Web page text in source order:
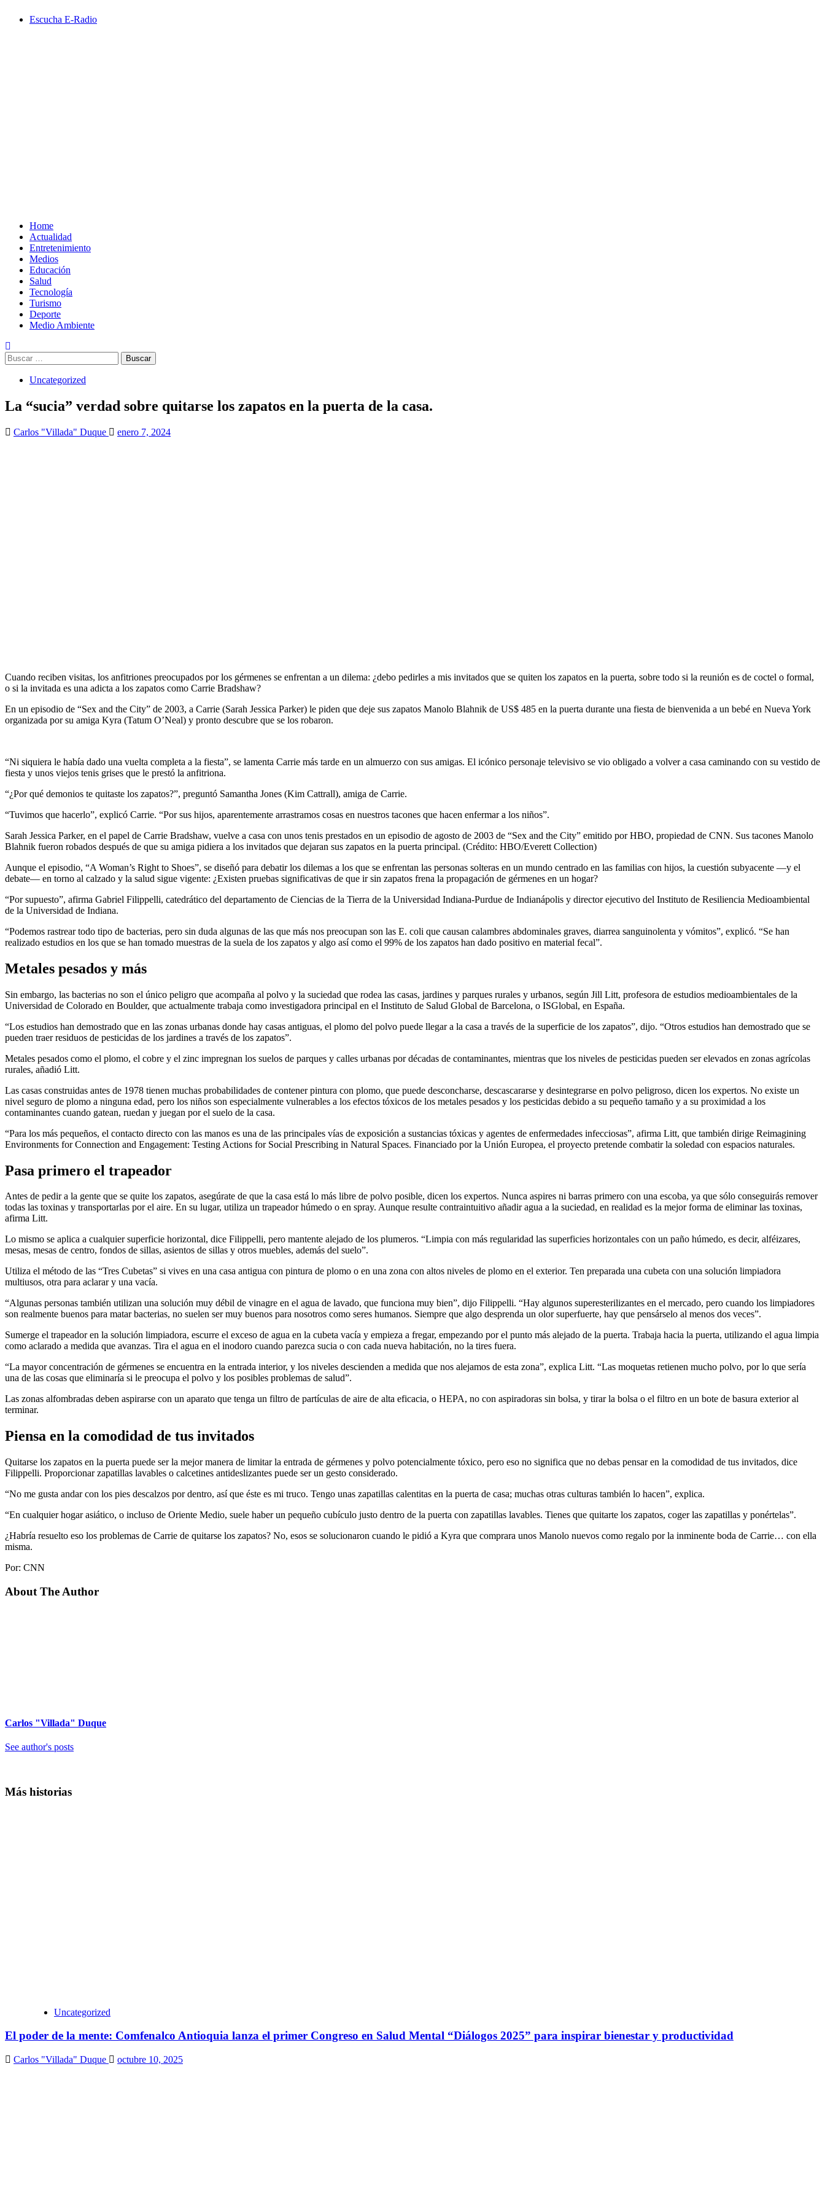
Escucha E-Radio
Home
Actualidad
Entretenimiento
Medios
Educación
Salud
Tecnología
Turismo
Deporte
Medio Ambiente
Buscar:
Uncategorized
La “sucia” verdad sobre quitarse los zapatos en la puerta de la casa.
Carlos "Villada" Duque enero 7, 2024
Cuando reciben visitas, los anfitriones preocupados por los gérmenes se enfrentan a un dilema: ¿debo pedirles a mis invitados que se quiten los zapatos en la puerta, sobre todo si la reunión es de coctel o formal,
o si la invitada es una adicta a los zapatos como Carrie Bradshaw?
En un episodio de “Sex and the City” de 2003, a Carrie (Sarah Jessica Parker) le piden que deje sus zapatos Manolo Blahnik de US$ 485 en la puerta durante una fiesta de bienvenida a un bebé en Nueva York
organizada por su amiga Kyra (Tatum O’Neal) y pronto descubre que se los robaron.
“Ni siquiera le había dado una vuelta completa a la fiesta”, se lamenta Carrie más tarde en un almuerzo con sus amigas. El icónico personaje televisivo se vio obligado a volver a casa caminando con su vestido de
fiesta y unos viejos tenis grises que le prestó la anfitriona.
“¿Por qué demonios te quitaste los zapatos?”, preguntó Samantha Jones (Kim Cattrall), amiga de Carrie.
“Tuvimos que hacerlo”, explicó Carrie. “Por sus hijos, aparentemente arrastramos cosas en nuestros tacones que hacen enfermar a los niños”.
Sarah Jessica Parker, en el papel de Carrie Bradshaw, vuelve a casa con unos tenis prestados en un episodio de agosto de 2003 de “Sex and the City” emitido por HBO, propiedad de CNN. Sus tacones Manolo
Blahnik fueron robados después de que su amiga pidiera a los invitados que dejaran sus zapatos en la puerta principal. (Crédito: HBO/Everett Collection)
Aunque el episodio, “A Woman’s Right to Shoes”, se diseñó para debatir los dilemas a los que se enfrentan las personas solteras en un mundo centrado en las familias con hijos, la cuestión subyacente —y el
debate— en torno al calzado y la salud sigue vigente: ¿Existen pruebas significativas de que ir sin zapatos frena la propagación de gérmenes en un hogar?
“Por supuesto”, afirma Gabriel Filippelli, catedrático del departamento de Ciencias de la Tierra de la Universidad Indiana-Purdue de Indianápolis y director ejecutivo del Instituto de Resiliencia Medioambiental
de la Universidad de Indiana.
“Podemos rastrear todo tipo de bacterias, pero sin duda algunas de las que más nos preocupan son las E. coli que causan calambres abdominales graves, diarrea sanguinolenta y vómitos”, explicó. “Se han
realizado estudios en los que se han tomado muestras de la suela de los zapatos y algo así como el 99% de los zapatos han dado positivo en material fecal”.
Metales pesados y más
Sin embargo, las bacterias no son el único peligro que acompaña al polvo y la suciedad que rodea las casas, jardines y parques rurales y urbanos, según Jill Litt, profesora de estudios medioambientales de la
Universidad de Colorado en Boulder, que actualmente trabaja como investigadora principal en el Instituto de Salud Global de Barcelona, o ISGlobal, en España.
“Los estudios han demostrado que en las zonas urbanas donde hay casas antiguas, el plomo del polvo puede llegar a la casa a través de la superficie de los zapatos”, dijo. “Otros estudios han demostrado que se
pueden traer residuos de pesticidas de los jardines a través de los zapatos”.
Metales pesados como el plomo, el cobre y el zinc impregnan los suelos de parques y calles urbanas por décadas de contaminantes, mientras que los niveles de pesticidas pueden ser elevados en zonas agrícolas
rurales, añadió Litt.
Las casas construidas antes de 1978 tienen muchas probabilidades de contener pintura con plomo, que puede desconcharse, descascararse y desintegrarse en polvo peligroso, dicen los expertos. No existe un
nivel seguro de plomo a ninguna edad, pero los niños son especialmente vulnerables a los efectos tóxicos de los metales pesados y los pesticidas debido a su pequeño tamaño y a su proximidad a los
contaminantes cuando gatean, ruedan y juegan por el suelo de la casa.
“Para los más pequeños, el contacto directo con las manos es una de las principales vías de exposición a sustancias tóxicas y agentes de enfermedades infecciosas”, afirma Litt, que también dirige Reimagining
Environments for Connection and Engagement: Testing Actions for Social Prescribing in Natural Spaces. Financiado por la Unión Europea, el proyecto pretende combatir la soledad con espacios naturales.
Pasa primero el trapeador
Antes de pedir a la gente que se quite los zapatos, asegúrate de que la casa está lo más libre de polvo posible, dicen los expertos. Nunca aspires ni barras primero con una escoba, ya que sólo conseguirás remover
todas las toxinas y transportarlas por el aire. En su lugar, utiliza un trapeador húmedo o en spray. Aunque resulte contraintuitivo añadir agua a la suciedad, en realidad es la mejor forma de eliminar las toxinas,
afirma Litt.
Lo mismo se aplica a cualquier superficie horizontal, dice Filippelli, pero mantente alejado de los plumeros. “Limpia con más regularidad las superficies horizontales con un paño húmedo, es decir, alféizares,
mesas, mesas de centro, fondos de sillas, asientos de sillas y otros muebles, además del suelo”.
Utiliza el método de las “Tres Cubetas” si vives en una casa antigua con pintura de plomo o en una zona con altos niveles de plomo en el exterior. Ten preparada una cubeta con una solución limpiadora
multiusos, otra para aclarar y una vacía.
“Algunas personas también utilizan una solución muy débil de vinagre en el agua de lavado, que funciona muy bien”, dijo Filippelli. “Hay algunos superesterilizantes en el mercado, pero cuando los limpiadores
son realmente buenos para matar bacterias, no suelen ser muy buenos para nosotros como seres humanos. Siempre que algo desprenda un olor superfuerte, hay que pensárselo al menos dos veces”.
Sumerge el trapeador en la solución limpiadora, escurre el exceso de agua en la cubeta vacía y empieza a fregar, empezando por el punto más alejado de la puerta. Trabaja hacia la puerta, utilizando el agua limpia
como aclarado a medida que avanzas. Tira el agua en el inodoro cuando parezca sucia o con cada nueva habitación, no la tires fuera.
“La mayor concentración de gérmenes se encuentra en la entrada interior, y los niveles descienden a medida que nos alejamos de esta zona”, explica Litt. “Las moquetas retienen mucho polvo, por lo que sería
una de las cosas que eliminaría si le preocupa el polvo y los posibles problemas de salud”.
Las zonas alfombradas deben aspirarse con un aparato que tenga un filtro de partículas de aire de alta eficacia, o HEPA, no con aspiradoras sin bolsa, y tirar la bolsa o el filtro en un bote de basura exterior al
terminar.
Piensa en la comodidad de tus invitados
Quitarse los zapatos en la puerta puede ser la mejor manera de limitar la entrada de gérmenes y polvo potencialmente tóxico, pero eso no significa que no debas pensar en la comodidad de tus invitados, dice
Filippelli. Proporcionar zapatillas lavables o calcetines antideslizantes puede ser un gesto considerado.
“No me gusta andar con los pies descalzos por dentro, así que éste es mi truco. Tengo unas zapatillas calentitas en la puerta de casa; muchas otras culturas también lo hacen”, explica.
“En cualquier hogar asiático, o incluso de Oriente Medio, suele haber un pequeño cubículo justo dentro de la puerta con zapatillas lavables. Tienes que quitarte los zapatos, coger las zapatillas y ponértelas”.
¿Habría resuelto eso los problemas de Carrie de quitarse los zapatos? No, esos se solucionaron cuando le pidió a Kyra que comprara unos Manolo nuevos como regalo por la inminente boda de Carrie… con ella
misma.
Por: CNN
About The Author
Carlos "Villada" Duque
See author's posts
Más historias
Uncategorized
El poder de la mente: Comfenalco Antioquia lanza el primer Congreso en Salud Mental “Diálogos 2025” para inspirar bienestar y productividad
Carlos "Villada" Duque octubre 10, 2025